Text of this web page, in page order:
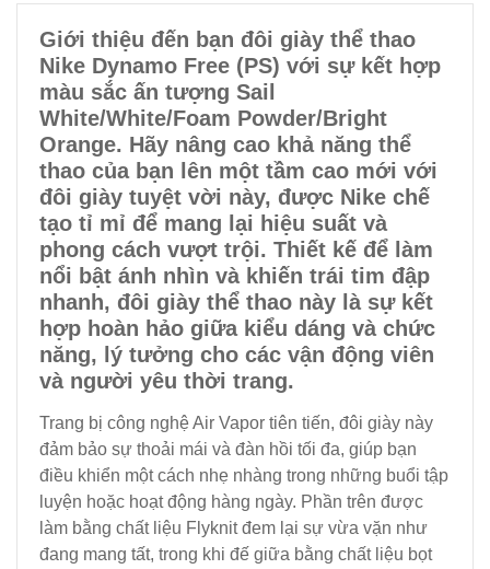
Giới thiệu đến bạn đôi giày thể thao
Nike Dynamo Free (PS) với sự kết hợp
màu sắc ấn tượng Sail
White/White/Foam Powder/Bright
Orange. Hãy nâng cao khả năng thể
thao của bạn lên một tầm cao mới với
đôi giày tuyệt vời này, được Nike chế
tạo tỉ mỉ để mang lại hiệu suất và
phong cách vượt trội. Thiết kế để làm
nổi bật ánh nhìn và khiến trái tim đập
nhanh, đôi giày thể thao này là sự kết
hợp hoàn hảo giữa kiểu dáng và chức
năng, lý tưởng cho các vận động viên
và người yêu thời trang.
Trang bị công nghệ Air Vapor tiên tiến, đôi giày này
đảm bảo sự thoải mái và đàn hồi tối đa, giúp bạn
điều khiển một cách nhẹ nhàng trong những buổi tập
luyện hoặc hoạt động hàng ngày. Phần trên được
làm bằng chất liệu Flyknit đem lại sự vừa vặn như
đang mang tất, trong khi đế giữa bằng chất liệu bọt